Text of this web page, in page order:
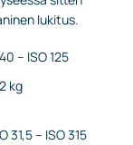
lukitus.
– ISO 125
kg
– ISO 315